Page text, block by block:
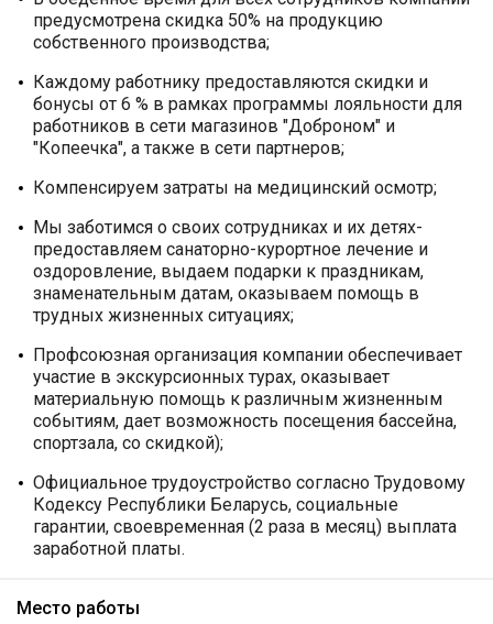
предусмотрена скидка 50% на продукцию
собственного производства;
Каждому работнику предоставляются скидки и
бонусы от 6 % в рамках программы лояльности для
работников в сети магазинов "Доброном" и
"Копеечка", а также в сети партнеров;
Компенсируем затраты на медицинский осмотр;
Мы заботимся о своих сотрудниках и их детях-
предоставляем санаторно-курортное лечение и
оздоровление, выдаем подарки к праздникам,
знаменательным датам, оказываем помощь в
трудных жизненных ситуациях;
Профсоюзная организация компании обеспечивает
участие в экскурсионных турах, оказывает
материальную помощь к различным жизненным
событиям, дает возможность посещения бассейна,
спортзала, со скидкой);
Официальное трудоустройство согласно Трудовому
Кодексу Республики Беларусь, социальные
гарантии, своевременная (2 раза в месяц) выплата
заработной платы.
Место работы